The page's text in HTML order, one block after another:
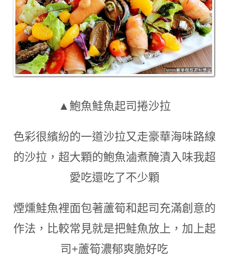
▲鮑魚鮭魚起司捲沙拉
色彩很繽紛的一道沙拉又走豪華海味路線
的沙拉 ，超大顆的鮑魚滷煮醃漬入味我超
愛吃還吃了不少顆
煙燻鮭魚裡面包著蘆筍和起司 充滿創意的
作法 ， 比較常見就是把鮭魚放上 ， 加上起
司+蘆筍濃郁爽脆好吃